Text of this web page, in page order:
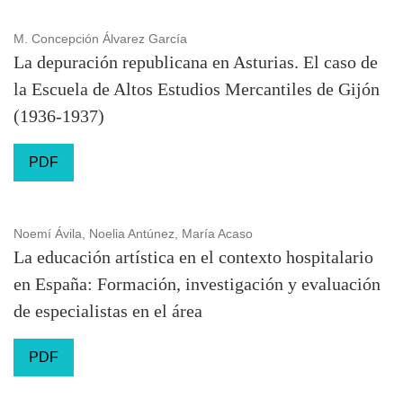
M. Concepción Álvarez García
La depuración republicana en Asturias. El caso de
la Escuela de Altos Estudios Mercantiles de Gijón
(1936-1937)
PDF
Noemí Ávila, Noelia Antúnez, María Acaso
La educación artística en el contexto hospitalario
en España: Formación, investigación y evaluación
de especialistas en el área
PDF